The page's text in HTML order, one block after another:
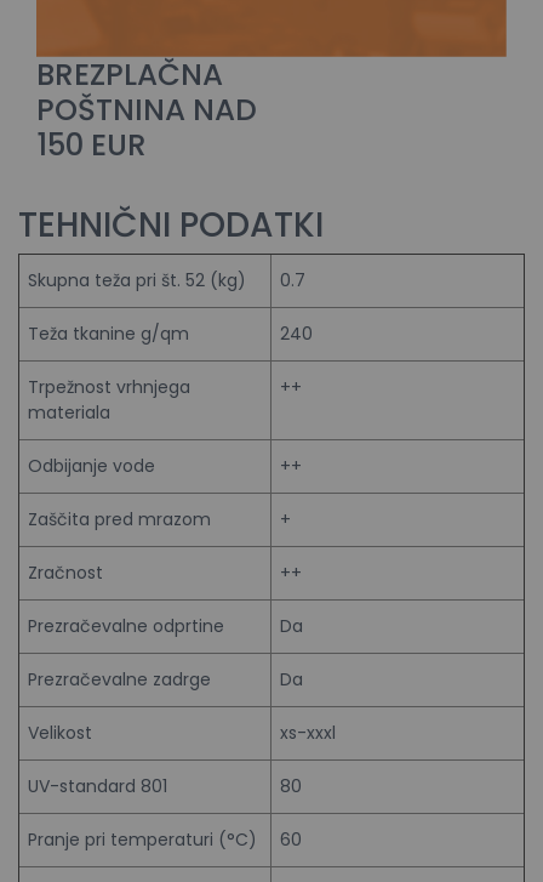
BREZPLAČNA
POŠTNINA NAD
150 EUR
TEHNIČNI PODATKI
Skupna teža pri št. 52 (kg) 0.7
Teža tkanine g/qm 240
Trpežnost vrhnjega
materiala
++
Odbijanje vode ++
Zaščita pred mrazom +
Zračnost ++
Prezračevalne odprtine Da
Prezračevalne zadrge Da
Velikost xs-xxxl
UV-standard 801 80
Pranje pri temperaturi (°C) 60